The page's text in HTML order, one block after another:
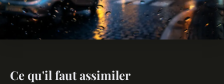
Ce qu'il faut assimiler